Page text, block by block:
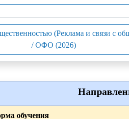
(Реклама и связи с
/ ОФО (2026)
обучения